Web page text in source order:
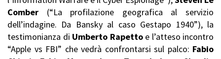
Comber (“La profilazione geografica al servizio
dell’indagine. Da Bansky al caso Gestapo 1940”), la
testimonianza di Umberto Rapettoe l’atteso incontro
“Apple vs FBI” che vedrà confrontarsi sul palco: Fabio